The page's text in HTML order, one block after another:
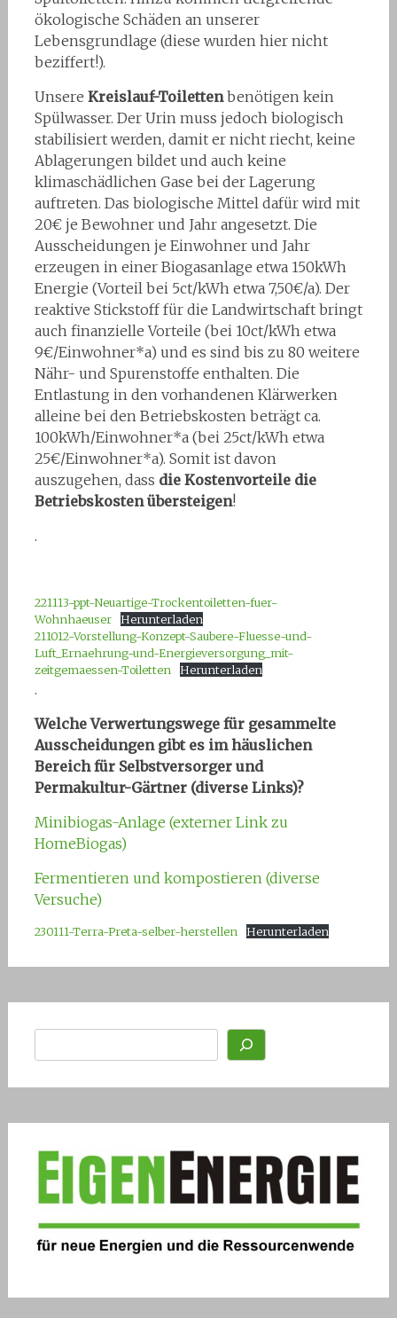
ökologische Schäden an unserer
Lebensgrundlage (diese wurden hier nicht
beziffert!).
Unsere Kreislauf-Toilettenbenötigen kein
Spülwasser. Der Urin muss jedoch biologisch
stabilisiert werden, damit er nicht riecht, keine
Ablagerungen bildet und auch keine
klimaschädlichen Gase bei der Lagerung
auftreten. Das biologische Mittel dafür wird mit
20€ je Bewohner und Jahr angesetzt. Die
Ausscheidungen je Einwohner und Jahr
erzeugen in einer Biogasanlage etwa 150kWh
Energie (Vorteil bei 5ct/kWh etwa 7,50€/a). Der
reaktive Stickstoff für die Landwirtschaft bringt
auch finanzielle Vorteile (bei 10ct/kWh etwa
9€/Einwohner*a) und es sind bis zu 80 weitere
Nähr- und Spurenstoffe enthalten. Die
Entlastung in den vorhandenen Klärwerken
alleine bei den Betriebskosten beträgt ca.
100kWh/Einwohner*a (bei 25ct/kWh etwa
25€/Einwohner*a). Somit ist davon
auszugehen, dass die Kostenvorteile die
Betriebskosten übersteigen!
.
221113-ppt-Neuartige-Trockentoiletten-fuer-
Wohnhaeuser
Herunterladen
211012-Vorstellung-Konzept-Saubere-Fluesse-und-
Luft_Ernaehrung-und-Energieversorgung_mit-
zeitgemaessen-Toiletten
Herunterladen
.
Welche Verwertungswege für gesammelte
Ausscheidungen gibt es im häuslichen
Bereich für Selbstversorger und
Permakultur-Gärtner (diverse Links)?
Minibiogas-Anlage (externer Link zu
HomeBiogas)
Fermentieren und kompostieren (diverse
Versuche)
230111-Terra-Preta-selber-herstellen Herunterladen